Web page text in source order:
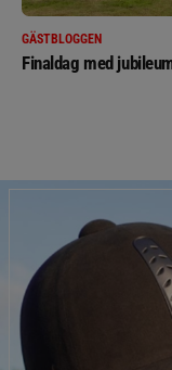
GÄSTBLOGGEN
Finaldag med